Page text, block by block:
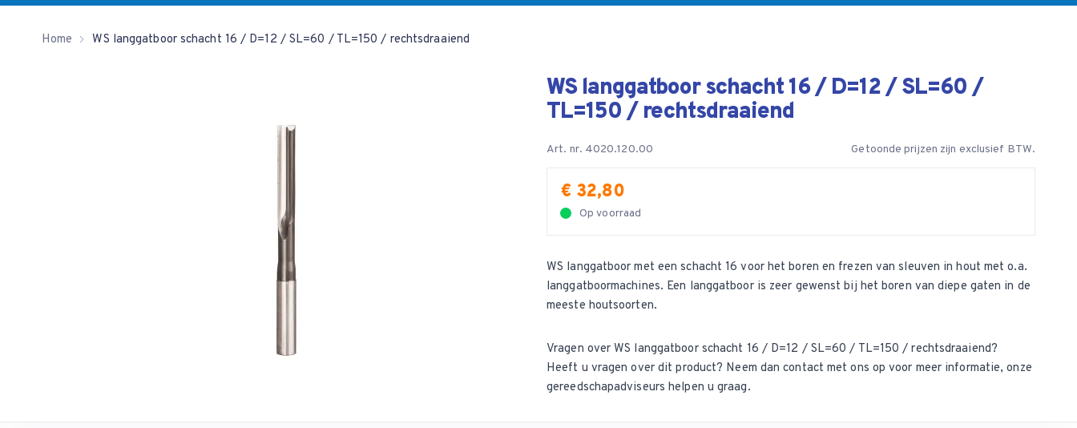
Home WS langgatboor schacht 16 / D=12 / SL=60 / TL=150 / rechtsdraaiend
WS langgatboor schacht 16 / D=12 / SL=60 /
TL=150 / rechtsdraaiend
Art. nr. 4020.120.00 Getoonde prijzen zijn exclusief BTW.
€ 32,80
Op voorraad
WS langgatboor met een schacht 16 voor het boren en frezen van sleuven in hout met o.a.
langgatboormachines. Een langgatboor is zeer gewenst bij het boren van diepe gaten in de
meeste houtsoorten.
Vragen over WS langgatboor schacht 16 / D=12 / SL=60 / TL=150 / rechtsdraaiend?
Heeft u vragen over dit product? Neem dancontact met ons op voor meer informatie, onze
gereedschapadviseurs helpen u graag.